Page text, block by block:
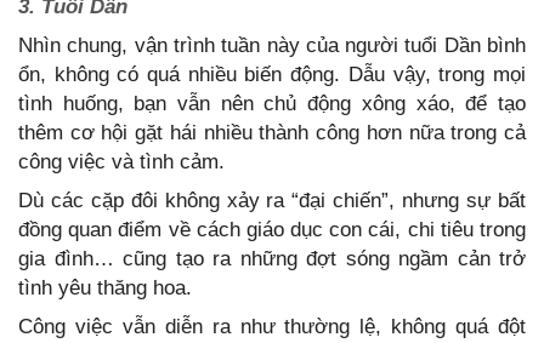
3. Tuổi Dần
Nhìn chung, vận trình tuần này của người tuổi Dần bình
ổn, không có quá nhiều biến động. Dẫu vậy, trong mọi
tình huống, bạn vẫn nên chủ động xông xáo, để tạo
thêm cơ hội gặt hái nhiều thành công hơn nữa trong cả
công việc và tình cảm.
Dù các cặp đôi không xảy ra “đại chiến”, nhưng sự bất
đồng quan điểm về cách giáo dục con cái, chi tiêu trong
gia đình… cũng tạo ra những đợt sóng ngầm cản trở
tình yêu thăng hoa.
Công việc vẫn diễn ra như thường lệ, không quá đột